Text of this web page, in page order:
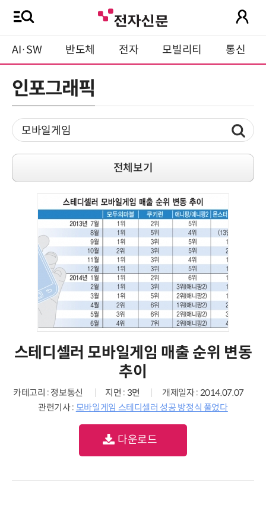
AI·SW 반도체 전자 모빌리티 통신
인포그래픽
전체보기
스테디셀러 모바일게임 매출 순위 변동
추이
카테고리 : 정보통신 지면 : 3면
개제일자 : 2014.07.07
관련기사 : 모바일게임 스테디셀러 성공 방정식 풀었다
다운로드